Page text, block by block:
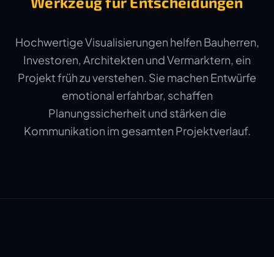
Hochwertige Visualisierungen helfen Bauherren,
Investoren, Architekten und Vermarktern, ein
Projekt früh zu verstehen. Sie machen Entwürfe
emotional erfahrbar, schaffen
Planungssicherheit und stärken die
Kommunikation im gesamten Projektverlauf.